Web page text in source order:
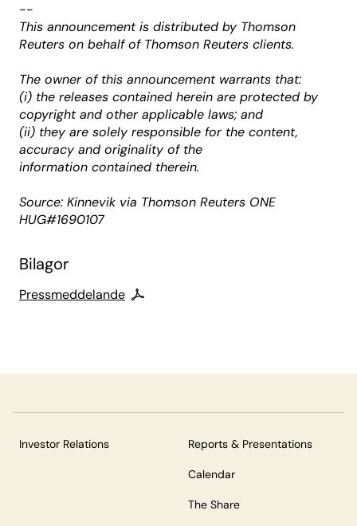
--
This announcement is distributed by Thomson
Reuters on behalf of Thomson Reuters clients.
The owner of this announcement warrants that:
(i) the releases contained herein are protected by
copyright and other applicable laws; and
(ii) they are solely responsible for the content,
accuracy and originality of the
information contained therein.
Source: Kinnevik via Thomson Reuters ONE
HUG#1690107
Bilagor
Pressmeddelande
Investor Relations Reports & Presentations
Calendar
The Share